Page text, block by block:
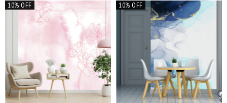
10% OFF 10% OFF